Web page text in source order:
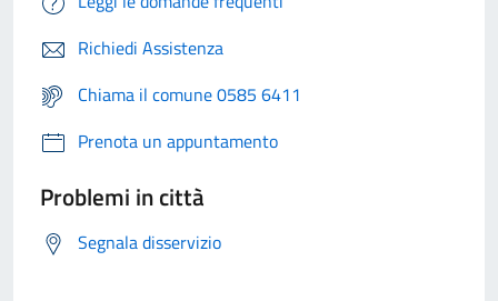
Richiedi Assistenza
Chiama il comune 0585 6411
Prenota un appuntamento
Problemi in città
Segnala disservizio